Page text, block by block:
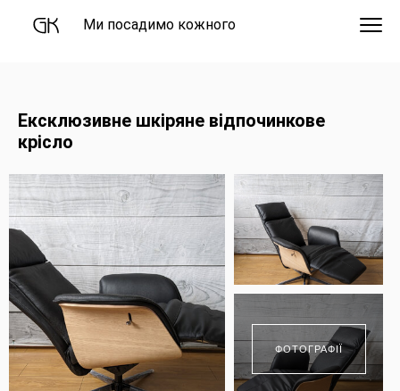
Ми посадимо кожного
Ексклюзивне шкіряне відпочинкове
крісло
ФОТОГРАФІЇ